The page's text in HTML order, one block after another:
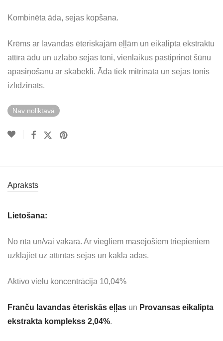
Kombinēta āda, sejas kopšana.
Krēms ar lavandas ēteriskajām eļļām un eikalipta ekstraktu
attīra ādu un uzlabo sejas toni, vienlaikus pastiprinot šūnu
apasiņošanu ar skābekli. Āda tiek mitrināta un sejas tonis
izlīdzināts.
Nav noliktavā
Apraksts
Lietošana:
No rīta un/vai vakarā. Ar viegliem masējošiem triepieniem
uzklājiet uz attīrītas sejas un kakla ādas.
Aktīvo vielu koncentrācija 10,04%
Franču lavandas ēteriskās eļļas un Provansas eikalipta
ekstrakta komplekss 2,04%.